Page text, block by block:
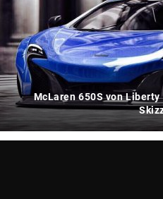
McLaren 650S von